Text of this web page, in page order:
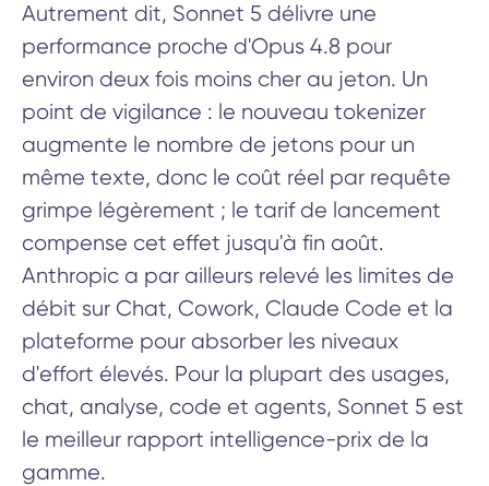
Autrement dit, Sonnet 5 délivre une
performance proche d'Opus 4.8 pour
environ deux fois moins cher au jeton. Un
point de vigilance : le nouveau tokenizer
augmente le nombre de jetons pour un
même texte, donc le coût réel par requête
grimpe légèrement ; le tarif de lancement
compense cet effet jusqu'à fin août.
Anthropic a par ailleurs relevé les limites de
débit sur Chat, Cowork, Claude Code et la
plateforme pour absorber les niveaux
d'effort élevés. Pour la plupart des usages,
chat, analyse, code et agents, Sonnet 5 est
le meilleur rapport intelligence-prix de la
gamme.